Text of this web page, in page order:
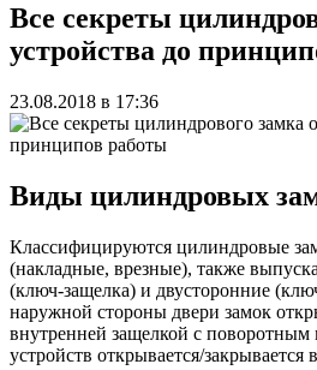
Все секреты
устройства до
23.08.2018 в 17:36
Виды цилиндровых
Классифицируются цилиндровые
(накладные, врезные), также
(ключ-защелка) и двусторонние
наружной стороны двери замок
внутренней защелкой с
устройств открывается/